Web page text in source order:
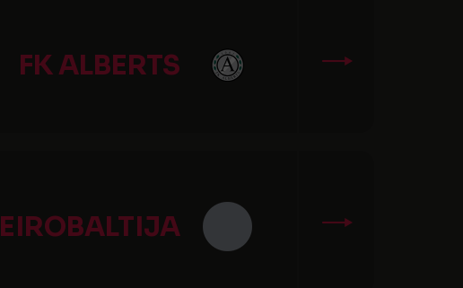
FK ALBERTS
EIROBALTIJA